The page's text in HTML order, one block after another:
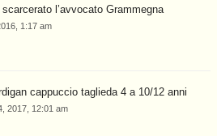
l’avvocato Grammegna
1:17 am
cappuccio taglieda 4 a 10/12 anni
2017, 12:01 am